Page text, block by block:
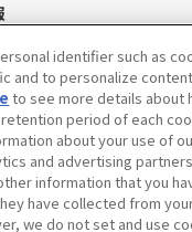
件 ソーシャルメディアポリシー
identifier such as
and to personalize
to see more details about
period of each
about your use of
and advertising
information that you
have collected from
we do not set and use